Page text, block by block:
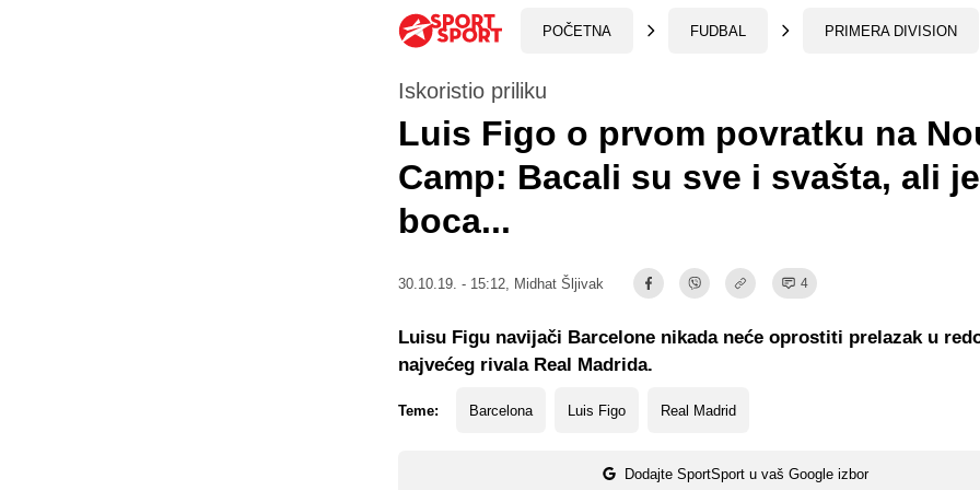
POČETNA FUDBAL PRIMERA DIVISION
Iskoristio priliku
Luis Figo o prvom povratku na
Camp: Bacali su sve i svašta, ali
boca...
30.10.19. - 15:12, Midhat Šljivak 4
Teme: Barcelona Luis Figo Real Madrid
Dodajte SportSport u vaš Google izbor
Luisu Figu navijači Barcelone nikada neće oprostiti prelazak u
najvećeg rivala Real Madrida.